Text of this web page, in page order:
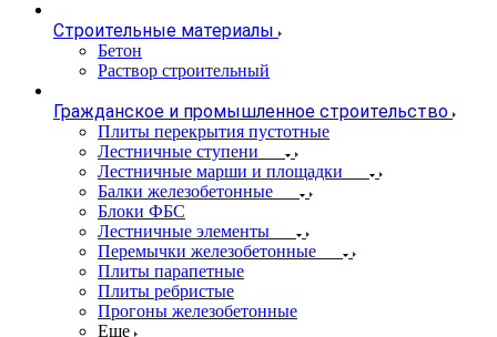
Строительные материалы
Бетон
Раствор строительный
Гражданское и промышленное строительство
Плиты перекрытия пустотные
Лестничные ступени
Лестничные марши и площадки
Балки железобетонные
Блоки ФБС
Лестничные элементы
Перемычки железобетонные
Плиты парапетные
Плиты ребристые
Прогоны железобетонные
Еще